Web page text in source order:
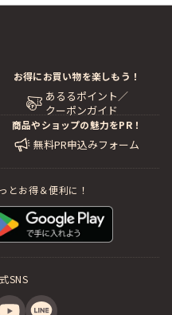
お得にお買い物を楽しもう！
あるるポイント／
クーポンガイド
商品やショップの魅力をPR！
無料PR申込みフォーム
とお得＆便利に！
SNS